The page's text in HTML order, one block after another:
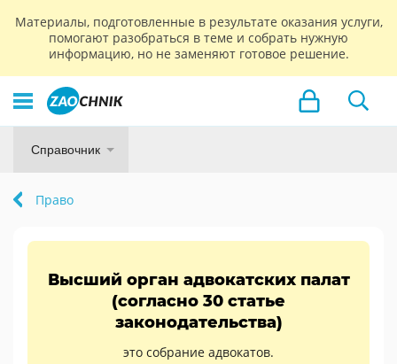
Материалы, подготовленные в результате оказания услуги,
помогают разобраться в теме и собрать нужную
информацию, но не заменяют готовое решение.
Справочник
Право
Высший орган адвокатских палат
(согласно 30 статье
законодательства)
это собрание адвокатов.